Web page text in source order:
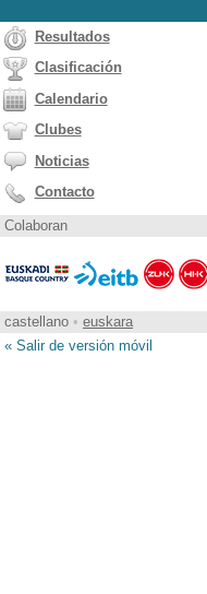
Resultados
Clasificación
Calendario
Clubes
Noticias
Contacto
Colaboran
castellano • euskara
« Salir de versión móvil